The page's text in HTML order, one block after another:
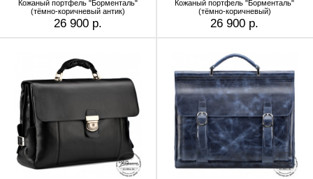
Кожаный портфель "Борменталь"
(тёмно-коричневый антик)
26 900 р.
Кожаный портфель "Борменталь"
(тёмно-коричневый)
26 900 р.